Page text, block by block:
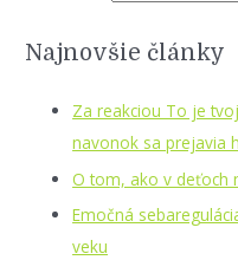
Najnovšie články
Za reakciou To je
navonok sa prejavia
O tom, ako v deťoch
Emočná
veku